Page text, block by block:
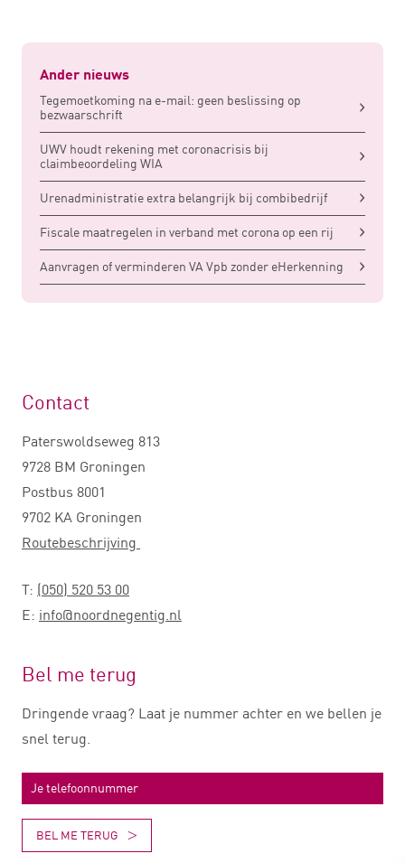
Ander nieuws
Tegemoetkoming na e-mail: geen beslissing op
bezwaarschrift
UWV houdt rekening met coronacrisis bij
claimbeoordeling WIA
Urenadministratie extra belangrijk bij combibedrijf
Fiscale maatregelen in verband met corona op een rij
Aanvragen of verminderen VA Vpb zonder eHerkenning
Contact
Paterswoldseweg 813
9728 BM Groningen
Postbus 8001
9702 KA Groningen
Routebeschrijving
T: (050) 520 53 00
E: info@noordnegentig.nl
Bel me terug
Dringende vraag? Laat je nummer achter en we bellen je
snel terug.
BEL ME TERUG